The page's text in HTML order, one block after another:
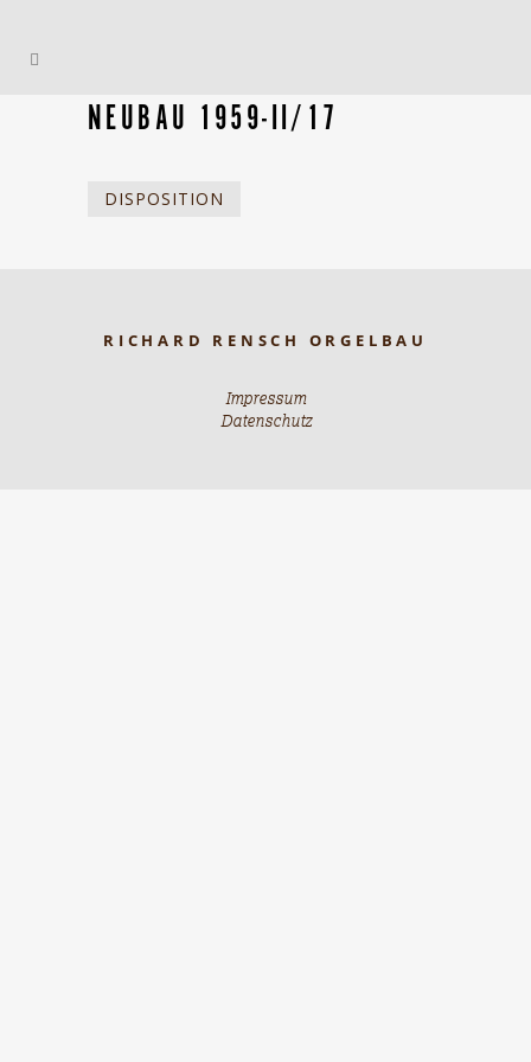
NEUBAU 1959-II/17
DISPOSITION
RICHARD RENSCH ORGELBAU
Impressum
Datenschutz